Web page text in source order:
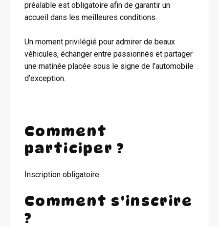
préalable est obligatoire afin de garantir un
accueil dans les meilleures conditions.
Un moment privilégié pour admirer de beaux
véhicules, échanger entre passionnés et partager
une matinée placée sous le signe de l’automobile
d’exception.
Comment
participer ?
Inscription obligatoire
Comment s'inscrire
?